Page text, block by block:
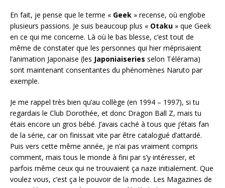
En fait, je pense que le terme « Geek » recense, où englobe
plusieurs passions. Je suis beaucoup plus « Otaku » que Geek
en ce qui me concerne. Là où le bas blesse, c’est tout de
même de constater que les personnes qui hier méprisaient
l’animation Japonaise (les Japoniaiseries selon Télérama)
sont maintenant consentantes du phénomènes Naruto par
exemple.
Je me rappel très bien qu’au collège (en 1994 – 1997), si tu
regardais le Club Dorothée, et donc Dragon Ball Z, mais tu
étais encore un gros bébé. J’avais caché à tous que j’étais fan
de la série, car on finissait vite par être catalogué d’attardé.
Puis vers cette même année, je n’ai pas vraiment compris
comment, mais tous le monde à fini par s’y intéresser, et
parfois même ceux qui ne trouvaient ça naze initialement. Que
voulez vous, c’est ça le pouvoir de la mode. Les Magazines de